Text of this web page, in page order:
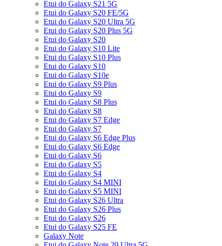
Etui do Galaxy S21 5G
Etui do Galaxy S20 FE/5G
Etui do Galaxy S20 Ultra 5G
Etui do Galaxy S20 Plus 5G
Etui do Galaxy S20
Etui do Galaxy S10 Lite
Etui do Galaxy S10 Plus
Etui do Galaxy S10
Etui do Galaxy S10e
Etui do Galaxy S9 Plus
Etui do Galaxy S9
Etui do Galaxy S8 Plus
Etui do Galaxy S8
Etui do Galaxy S7 Edge
Etui do Galaxy S7
Etui do Galaxy S6 Edge Plus
Etui do Galaxy S6 Edge
Etui do Galaxy S6
Etui do Galaxy S5
Etui do Galaxy S4
Etui do Galaxy S4 MINI
Etui do Galaxy S5 MINI
Etui do Galaxy S26 Ultra
Etui do Galaxy S26 Plus
Etui do Galaxy S26
Etui do Galaxy S25 FE
Galaxy Note